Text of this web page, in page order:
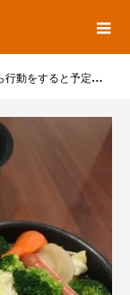
の事が出来て良いです(^-^)